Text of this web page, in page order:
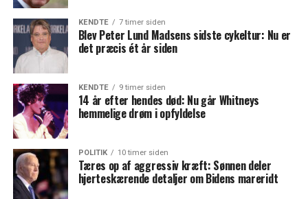
KENDTE 7 timer siden
Blev Peter Lund Madsens sidste cykeltur: Nu er
det præcis ét år siden
KENDTE 9 timer siden
14 år efter hendes død: Nu går Whitneys
hemmelige drøm i opfyldelse
POLITIK 10 timer siden
Tæres op af aggressiv kræft: Sønnen deler
hjerteskærende detaljer om Bidens mareridt